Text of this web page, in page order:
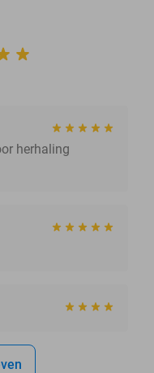
herhaling